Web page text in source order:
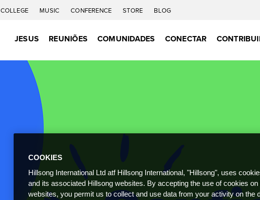
COLLEGE MUSIC CONFERENCE STORE BLOG
JESUS REUNIÕES COMUNIDADES CONECTAR
COOKIES
Hillsong International Ltd atf Hillsong International, "Hillsong", uses
and its associated Hillsong websites. By accepting the use of cookies on
websites, you permit us to collect and use data from your activity on the